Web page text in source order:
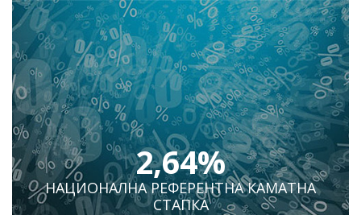
2,64%
НАЦИОНАЛНА РЕФЕРЕНТНА КАМАТНА
СТАПКА